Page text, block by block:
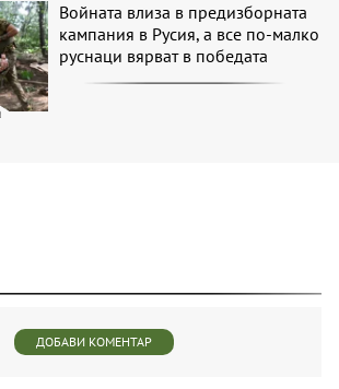
Войната влиза в предизборната
кампания в Русия, а все по-малко
руснаци вярват в победата
ДОБАВИ КОМЕНТАР